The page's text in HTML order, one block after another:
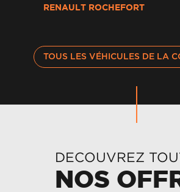
RENAULT ROCHEFORT
TOUS LES VÉHICULES DE LA
DECOUVREZ
NOS